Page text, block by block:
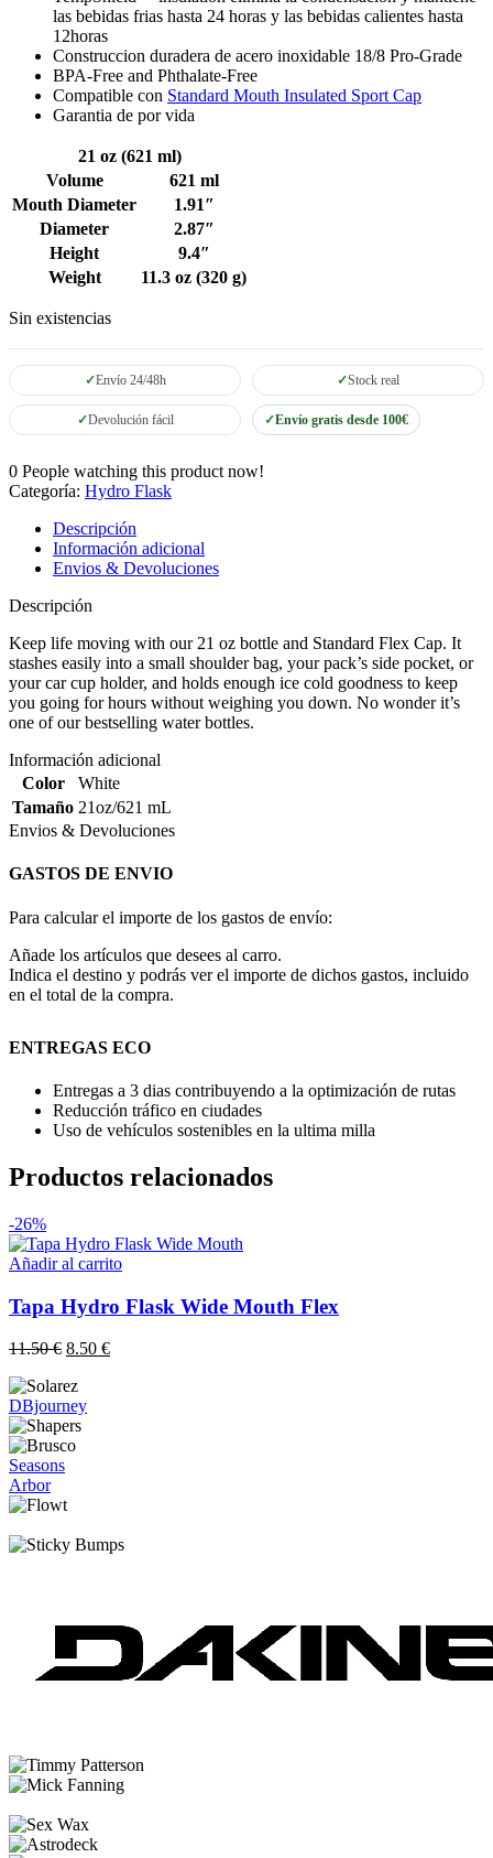
las bebidas frias hasta 24 horas y las bebidas calientes hasta
12horas
Construccion duradera de acero inoxidable 18/8 Pro-Grade
BPA-Free and Phthalate-Free
Compatible con Standard Mouth Insulated Sport Cap
Garantia de por vida
21 oz (621 ml)
Volume
621 ml
Mouth Diameter
1.91″
Diameter
2.87″
Height
9.4″
Weight
11.3 oz (320 g)
Sin existencias
Envío 24/48h Stock real
Devolución fácil Envío gratis desde 100€
0 People watching this product now!
Categoría: Hydro Flask
Descripción
Información adicional
Envios & Devoluciones
Descripción
Keep life moving with our 21 oz bottle and Standard Flex Cap. It
stashes easily into a small shoulder bag, your pack’s side pocket, or
your car cup holder, and holds enough ice cold goodness to keep
you going for hours without weighing you down. No wonder it’s
one of our bestselling water bottles.
Información adicional
Color
White
Tamaño 21oz/621 mL
Envios & Devoluciones
GASTOS DE ENVIO
Para calcular el importe de los gastos de envío:
Añade los artículos que desees al carro.
Indica el destino y podrás ver el importe de dichos gastos, incluido
en el total de la compra.
ENTREGAS ECO
Entregas a 3 dias contribuyendo a la optimización de rutas
Reducción tráfico en ciudades
Uso de vehículos sostenibles en la ultima milla
Productos relacionados
-26%
Añadir al carrito
Tapa Hydro Flask Wide Mouth Flex
11.50€ El
original
era:
11.50 €.
8.50 €El
DBjourney
Seasons
Arbor